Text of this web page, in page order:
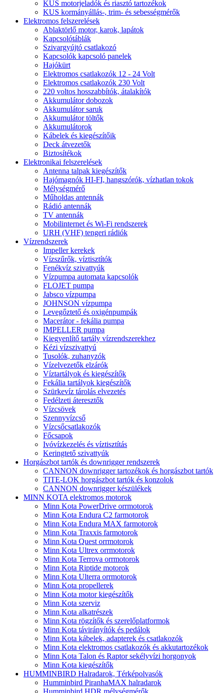
KUS motorjeladók és riasztó tartozékok
KUS kormányállás-, trim- és sebességmérők
Elektromos felszerelések
Ablaktörlő motor, karok, lapátok
Kapcsolótáblák
Szivargyújtó csatlakozó
Kapcsolók kapcsoló panelek
Hajókürt
Elektromos csatlakozók 12 - 24 Volt
Elektromos csatlakozók 230 Volt
220 voltos hosszabbítók, átalakítók
Akkumulátor dobozok
Akkumulátor saruk
Akkumulátor töltők
Akkumulátorok
Kábelek és kiegészítőik
Deck átvezetők
Biztosítékok
Elektronikai felszerelések
Antenna talpak kiegészítők
Hajómagnók HI-FI, hangszórók, vízhatlan tokok
Mélységmérő
Műholdas antennák
Rádió antennák
TV antennák
Mobilinternet és Wi-Fi rendszerek
URH (VHF) tengeri rádiók
Vízrendszerek
Impeller kerekek
Vízszűrők, víztisztítók
Fenékvíz szivattyúk
Vízpumpa automata kapcsolók
FLOJET pumpa
Jabsco vízpumpa
JOHNSON vízpumpa
Levegőztető és oxigénpumpák
Macerátor - fekália pumpa
IMPELLER pumpa
Kiegyenlítő tartály vízrendszerekhez
Kézi vízszivattyú
Tusolók, zuhanyzók
Vízelvezetők elzárók
Víztartályok és kiegészítők
Fekália tartályok kiegészítők
Szürkevíz tárolás elvezetés
Fedélzeti áteresztők
Vízcsövek
Szennyvízcső
Vízcsőcsatlakozók
Főcsapok
Ivóvízkezelés és víztisztítás
Keringtető szivattyúk
Horgászbot tartók és downrigger rendszerek
CANNON downrigger tartozékok és horgászbot tartók
TITE-LOK horgászbot tartók és konzolok
CANNON downrigger készülékek
MINN KOTA elektromos motorok
Minn Kota PowerDrive orrmotorok
Minn Kota Endura C2 farmotorok
Minn Kota Endura MAX farmotorok
Minn Kota Traxxis farmotorok
Minn Kota Quest orrmotorok
Minn Kota Ultrex orrmotorok
Minn Kota Terrova orrmotorok
Minn Kota Riptide motorok
Minn Kota Ulterra orrmotorok
Minn Kota propellerek
Minn Kota motor kiegészítők
Minn Kota szerviz
Minn Kota alkatrészek
Minn Kota rögzítők és szerelőplatformok
Minn Kota távirányítók és pedálok
Minn Kota kábelek, adapterek és csatlakozók
Minn Kota elektromos csatlakozók és akkutartozékok
Minn Kota Talon és Raptor sekélyvízi horgonyok
Minn Kota kiegészítők
HUMMINBIRD Halradarok, Térképolvasók
Humminbird PiranhaMAX halradarok
Humminbird HDR mélységmérők